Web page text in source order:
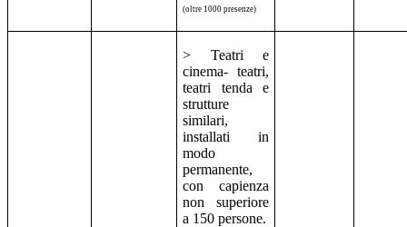
(oltre 1000 presenze)
> Teatri e
cinema- teatri,
teatri tenda e
strutture
similari,
installati in
modo
permanente,
con capienza
non superiore
a 150 persone.